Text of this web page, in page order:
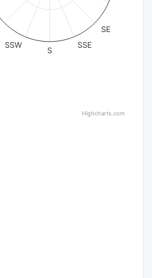
SE
SSE
S
SSW
Highcharts.com